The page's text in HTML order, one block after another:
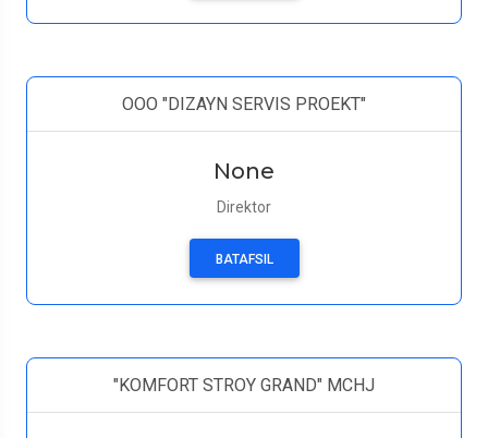
ООО "DIZAYN SERVIS PROEKT"
None
Direktor
BATAFSIL
"KOMFORT STROY GRAND" MCHJ